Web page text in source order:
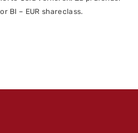
BI – EUR shareclass.